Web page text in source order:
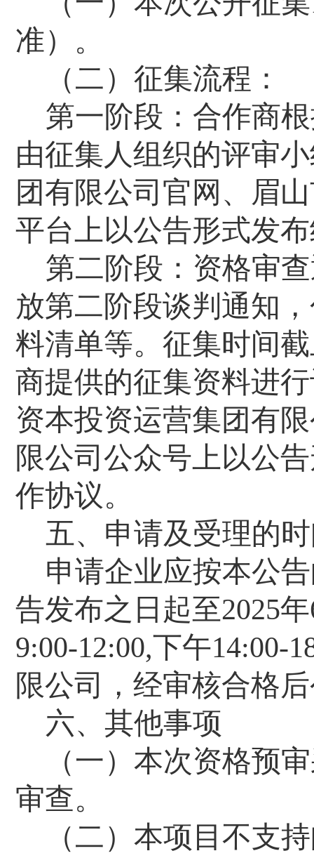
准）。
（二）征集流程：
第一阶段：合作商
由征集人组织的评审
团有限公司官网 、眉
平台 上以公告形式发
第二阶段：资格审
放第二阶段谈判通知
料清单等。征集时间
商提供的征集资料进
资本投资运营集团有
限公司公众号 上以公
作协议。
五、申请及受理的
申请企业应按本公
告发布之日起至2025年
9:00-12:00,下午14:00-
限公司，经审核合格
六、其他事项
（一）本次资格预
审查。
（二）本项目不支